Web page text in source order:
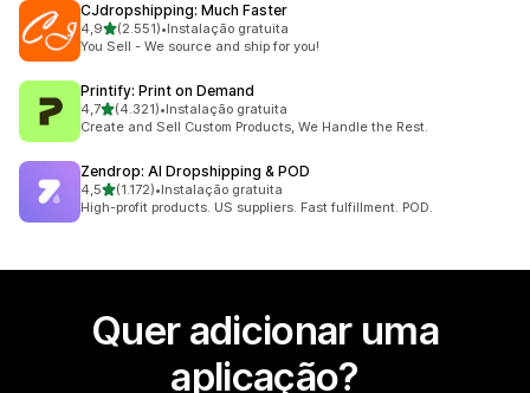
CJdropshipping: Much Faster
4,9de 5 estrelas
(2.551)
2551 total de avaliações
•Instalação gratuita
You Sell - We source and ship for you!
Printify: Print on Demand
4,7de 5 estrelas
(4.321)
4321 total de avaliações
•Instalação gratuita
Create and Sell Custom Products, We Handle the Rest.
Zendrop: AI Dropshipping & POD
4,5de 5 estrelas
(1.172)
1172 total de avaliações
•Instalação gratuita
High-profit products. US suppliers. Fast fulfillment. POD.
Quer adicionar uma
aplicação?